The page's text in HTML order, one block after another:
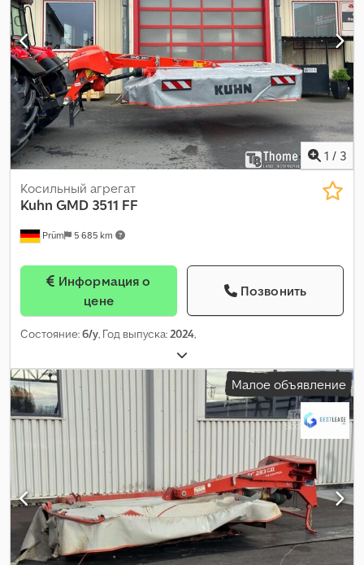
1 / 3
Prüm 5 685 km
Косильный агрегат
Kuhn GMD 3511 FF
цене
Позвонить
Состояние:б/у, Год выпуска:2024,
Малое объявление